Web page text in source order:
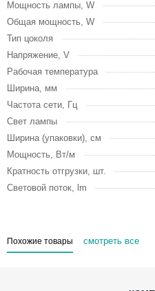
Мощность лампы, W
Общая мощность, W
Тип цоколя
Напряжение, V
Рабочая температура
Ширина, мм
Частота сети, Гц
Свет лампы
Ширина (упаковки), см
Мощность, Вт/м
Кратность отгрузки, шт.
Световой поток, lm
Похожие товары смотреть все